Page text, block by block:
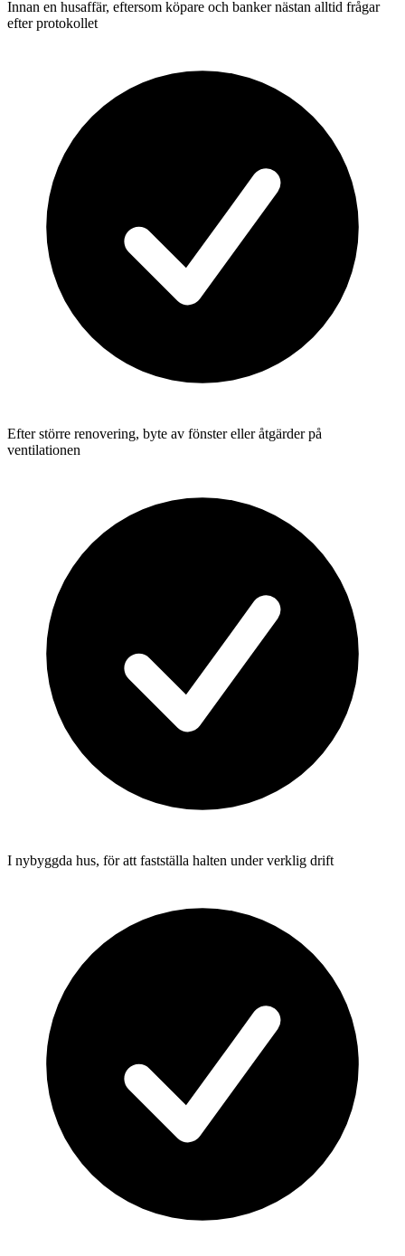
Innan en husaffär, eftersom köpare och banker nästan alltid frågar
efter protokollet
Efter större renovering, byte av fönster eller åtgärder på
ventilationen
I nybyggda hus, för att fastställa halten under verklig drift